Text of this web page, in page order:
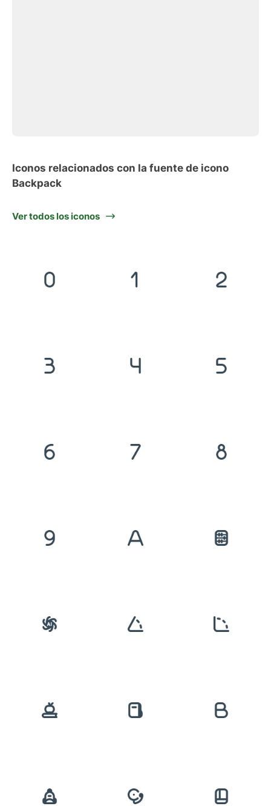
Iconos relacionados con la fuente de icono
Backpack
Ver todos los iconos